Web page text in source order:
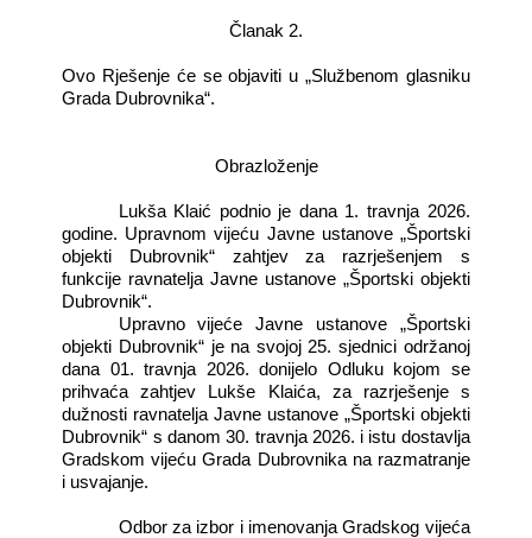
Članak 2.
Ovo Rješenje će se objaviti u „Službenom glasniku
Grada Dubrovnika“.
Obrazloženje
Lukša Klaić podnio je dana 1. travnja 2026.
godine. Upravnom vijeću Javne ustanove „Športski
objekti Dubrovnik“ zahtjev za razrješenjem s
funkcije ravnatelja Javne ustanove „Športski objekti
Dubrovnik“.
Upravno vijeće Javne ustanove „Športski
objekti Dubrovnik“ je na svojoj 25. sjednici održanoj
dana 01. travnja 2026. donijelo Odluku kojom se
prihvaća zahtjev Lukše Klaića, za razrješenje s
dužnosti ravnatelja Javne ustanove „Športski objekti
Dubrovnik“ s danom 30. travnja 2026. i istu dostavlja
Gradskom vijeću Grada Dubrovnika na razmatranje
i usvajanje.
Odbor za izbor i imenovanja Gradskog vijeća